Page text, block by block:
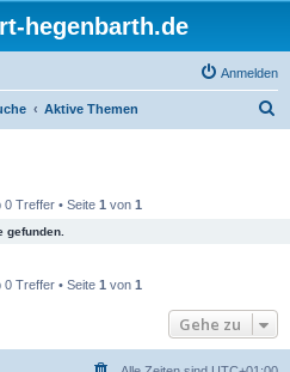
hegenbarth.de
Anmelden
Aktive Themen
0 Treffer • Seite 1 von 1
gefunden.
0 Treffer • Seite 1 von 1
Gehe zu